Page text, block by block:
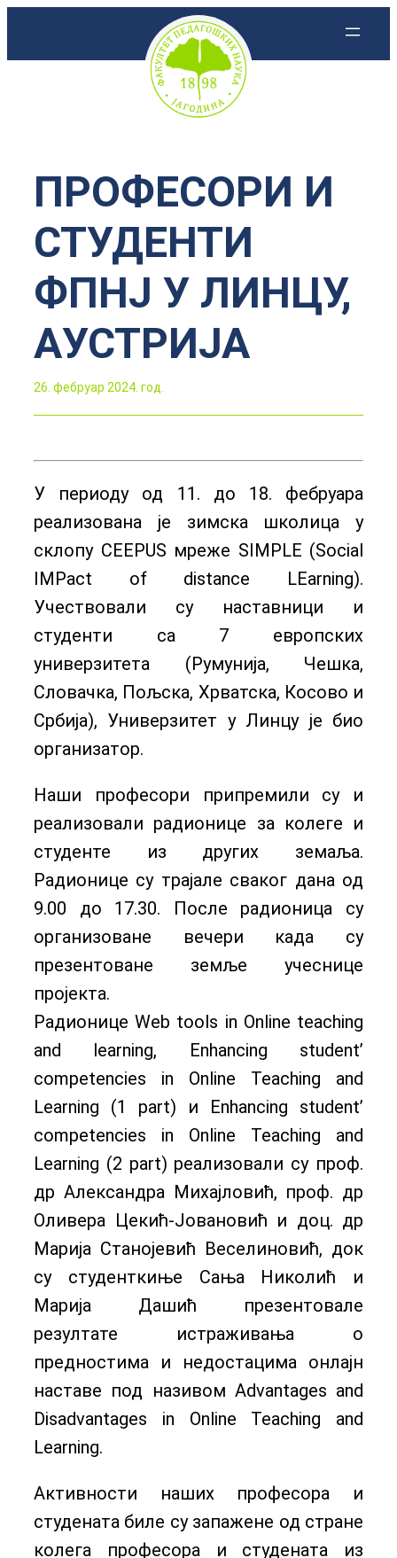
ПРОФЕСОРИ И
СТУДЕНТИ
ФПНЈ У ЛИНЦУ,
АУСТРИЈА
26. фебруар 2024. год.
У периоду од 11. до 18. фебруара
реализована је зимска школица у
склопу CEEPUS мреже SIMPLE (Social
IMPact of distance LEarning).
Учествовали су наставници и
студенти са 7 европских
универзитета (Румунија, Чешка,
Словачка, Пољска, Хрватска, Косово и
Србија), Универзитет у Линцу је био
организатор.
Наши професори припремили су и
реализовали радионице за колеге и
студенте из других земаља.
Радионице су трајале сваког дана од
9.00 до 17.30. После радионица су
организоване вечери када су
презентоване земље учеснице
пројекта.
Радионице Web tools in Online teaching
and learning, Enhancing student’
competencies in Online Teaching and
Learning (1 part) и Enhancing student’
competencies in Online Teaching and
Learning (2 part) реализовали су проф.
др Александра Михајловић, проф. др
Оливера Цекић-Јовановић и доц. др
Марија Станојевић Веселиновић, док
су студенткиње Сања Николић и
Марија Дашић презентовале
резултате истраживања о
предностима и недостацима онлајн
наставе под називом Advantages and
Disadvantages in Online Teaching and
Learning.
Активности наших професора и
студената биле су запажене од стране
колега професора и студената из